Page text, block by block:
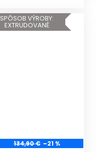
SPÔSOB VÝROBY:
EXTRUDOVANÉ
134,90 € –21 %